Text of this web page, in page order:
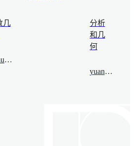
几
beihuiyuan@bimsa.cn
分析
和几
何
yuanhang@bimsa.cn